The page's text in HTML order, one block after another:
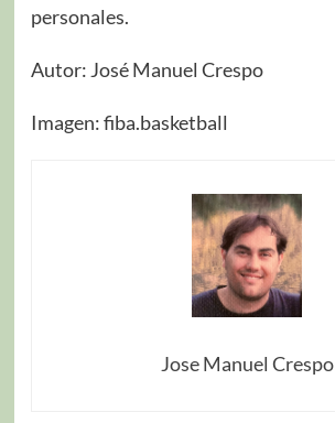
personales.
Autor: José Manuel Crespo
Imagen: fiba.basketball
Jose Manuel Crespo